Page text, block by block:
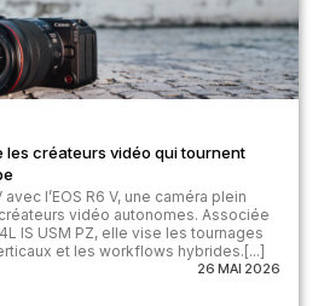
les créateurs vidéo qui tournent
l’EOS R6 V, une caméra plein
vidéo autonomes. Associée
IS USM PZ, elle vise les tournages
et les workflows hybrides.[...]
26 MAI 2026